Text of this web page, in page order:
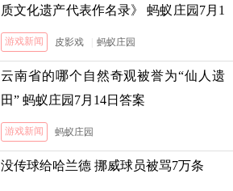
质文化遗产代表作名录》 蚂蚁庄园7月1
3日答案
游戏新闻 皮影戏 蚂蚁庄园
云南省的哪个自然奇观被誉为“仙人遗
田” 蚂蚁庄园7月14日答案
游戏新闻 蚂蚁庄园
没传球给哈兰德 挪威球员被骂7万条